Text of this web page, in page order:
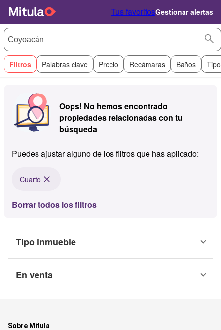
Tus favoritosGestionar alertas
Filtros Palabras clave Precio Recámaras Baños
Oops! No hemos encontrado
propiedades relacionadas con tu
búsqueda
Puedes ajustar alguno de los filtros que has aplicado:
Cuarto
Borrar todos los filtros
Tipo inmueble
En venta
Sobre Mitula